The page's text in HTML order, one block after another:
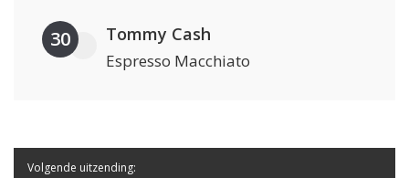
30 Tommy Cash
Espresso Macchiato
Volgende uitzending: